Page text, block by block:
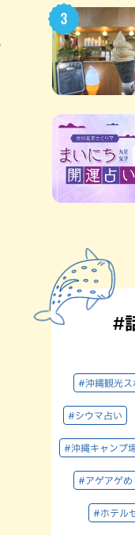
#
#沖縄観光ス
#シウマ占い
#沖縄キャンプ
#アゲアゲめ
#ホテル